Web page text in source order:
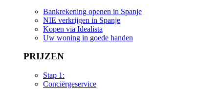
Bankrekening openen in Spanje
NIE verkrijgen in Spanje
Kopen via Idealista
Uw woning in goede handen
PRIJZEN
Stap 1:
Conciërgeservice